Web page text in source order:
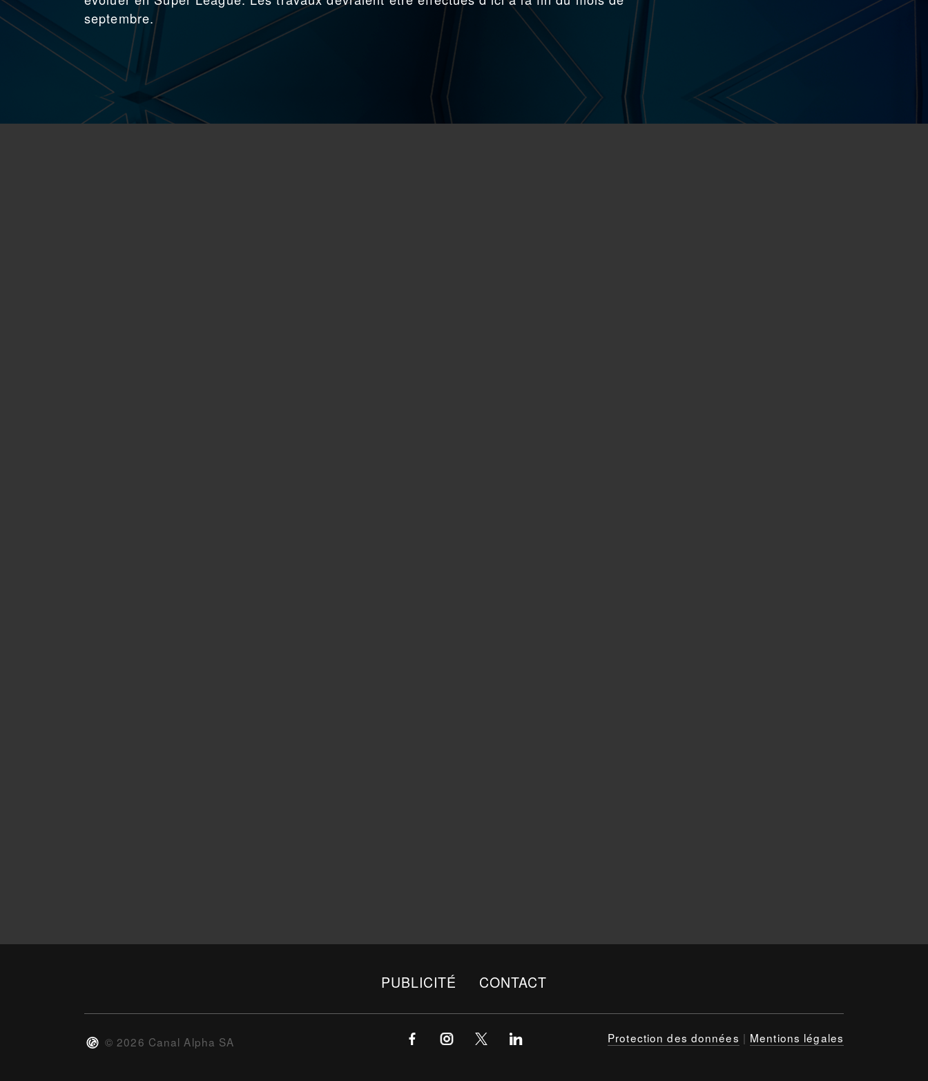
septembre.
PUBLICITÉ CONTACT
© 2026 Canal Alpha SA Protection des données | Mentions légales